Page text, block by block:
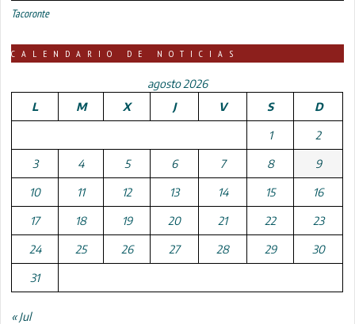
Tacoronte
CALENDARIO DE NOTICIAS
agosto 2026
L
M X J V S D
1 2
3 4 5 6 7 8 9
10 11 12 13 14 15 16
17 18 19 20 21 22 23
24 25 26 27 28 29 30
31
« Jul